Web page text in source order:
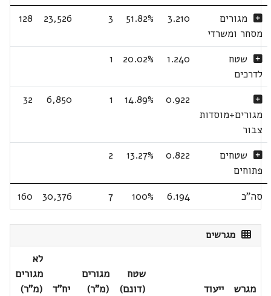
מגורים
מסחר ומשרדי
3.210
51.82%
3
23,526
128
שטח
לדרכים
1.240
20.02%
1
מגורים+מוסדות
צבור
0.922
14.89%
1
6,850
32
שטחים
פתוחים
0.822
13.27%
2
סה"כ 6.194
100%
7
30,376
160
מגרשים
מגרש ייעוד
שטח
(דונם)
מגורים
(מ"ר)
יח"ד
לא
מגורים
(מ"ר)